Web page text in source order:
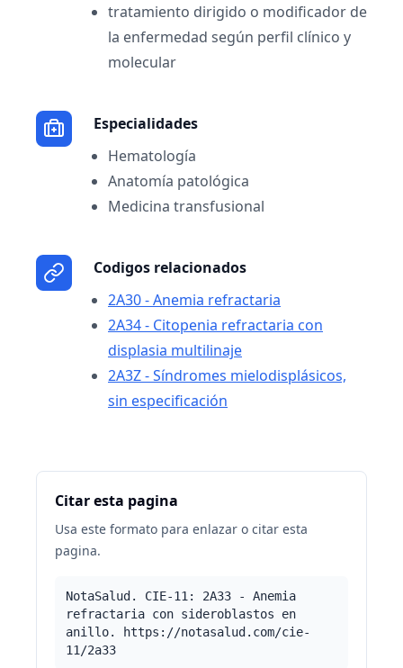
tratamiento dirigido o modificador de
la enfermedad según perfil clínico y
molecular
Especialidades
Hematología
Anatomía patológica
Medicina transfusional
Codigos relacionados
2A30 - Anemia refractaria
2A34 - Citopenia refractaria con
displasia multilinaje
2A3Z - Síndromes mielodisplásicos,
sin especificación
Citar esta pagina
Usa este formato para enlazar o citar esta
pagina.
NotaSalud. CIE-11: 2A33 - Anemia
refractaria con sideroblastos en
anillo. https://notasalud.com/cie-
11/2a33